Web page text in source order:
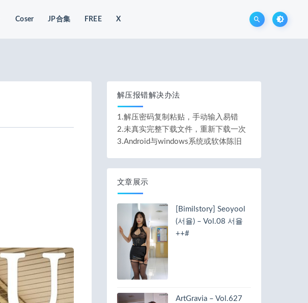
Coser JP合集 FREE X
解压报错解决办法
1.解压密码复制粘贴，手动输入易错
2.未真实完整下载文件，重新下载一次
3.Android与windows系统或软体陈旧
文章展示
[Bimilstory] Seoyool
(서율) – Vol.08 서율
++#
ArtGravia – Vol.627